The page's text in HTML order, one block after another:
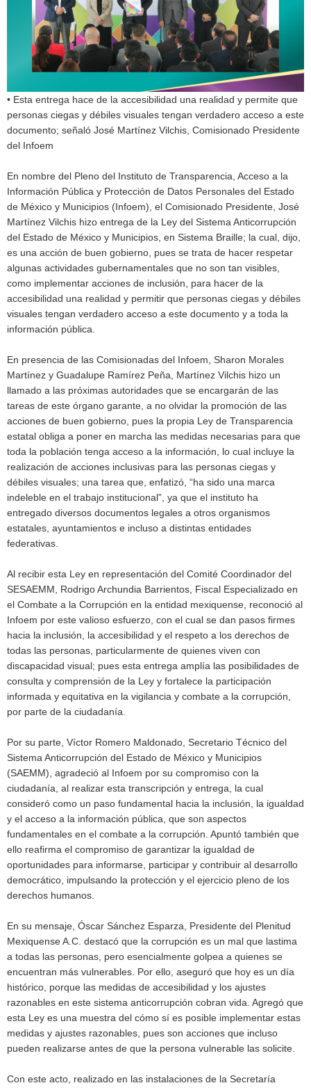
• Esta entrega hace de la accesibilidad una realidad y permite que
personas ciegas y débiles visuales tengan verdadero acceso a este
documento; señaló José Martínez Vilchis, Comisionado Presidente
del Infoem
En nombre del Pleno del Instituto de Transparencia, Acceso a la
Información Pública y Protección de Datos Personales del Estado
de México y Municipios (Infoem), el Comisionado Presidente, José
Martínez Vilchis hizo entrega de la Ley del Sistema Anticorrupción
del Estado de México y Municipios, en Sistema Braille; la cual, dijo,
es una acción de buen gobierno, pues se trata de hacer respetar
algunas actividades gubernamentales que no son tan visibles,
como implementar acciones de inclusión, para hacer de la
accesibilidad una realidad y permitir que personas ciegas y débiles
visuales tengan verdadero acceso a este documento y a toda la
información pública.
En presencia de las Comisionadas del Infoem, Sharon Morales
Martínez y Guadalupe Ramírez Peña, Martínez Vilchis hizo un
llamado a las próximas autoridades que se encargarán de las
tareas de este órgano garante, a no olvidar la promoción de las
acciones de buen gobierno, pues la propia Ley de Transparencia
estatal obliga a poner en marcha las medidas necesarias para que
toda la población tenga acceso a la información, lo cual incluye la
realización de acciones inclusivas para las personas ciegas y
débiles visuales; una tarea que, enfatizó, “ha sido una marca
indeleble en el trabajo institucional”, ya que el instituto ha
entregado diversos documentos legales a otros organismos
estatales, ayuntamientos e incluso a distintas entidades
federativas.
Al recibir esta Ley en representación del Comité Coordinador del
SESAEMM, Rodrigo Archundia Barrientos, Fiscal Especializado en
el Combate a la Corrupción en la entidad mexiquense, reconoció al
Infoem por este valioso esfuerzo, con el cual se dan pasos firmes
hacia la inclusión, la accesibilidad y el respeto a los derechos de
todas las personas, particularmente de quienes viven con
discapacidad visual; pues esta entrega amplía las posibilidades de
consulta y comprensión de la Ley y fortalece la participación
informada y equitativa en la vigilancia y combate a la corrupción,
por parte de la ciudadanía.
Por su parte, Víctor Romero Maldonado, Secretario Técnico del
Sistema Anticorrupción del Estado de México y Municipios
(SAEMM), agradeció al Infoem por su compromiso con la
ciudadanía, al realizar esta transcripción y entrega, la cual
consideró como un paso fundamental hacia la inclusión, la igualdad
y el acceso a la información pública, que son aspectos
fundamentales en el combate a la corrupción. Apuntó también que
ello reafirma el compromiso de garantizar la igualdad de
oportunidades para informarse, participar y contribuir al desarrollo
democrático, impulsando la protección y el ejercicio pleno de los
derechos humanos.
En su mensaje, Óscar Sánchez Esparza, Presidente del Plenitud
Mexiquense A.C. destacó que la corrupción es un mal que lastima
a todas las personas, pero esencialmente golpea a quienes se
encuentran más vulnerables. Por ello, aseguró que hoy es un día
histórico, porque las medidas de accesibilidad y los ajustes
razonables en este sistema anticorrupción cobran vida. Agregó que
esta Ley es una muestra del cómo sí es posible implementar estas
medidas y ajustes razonables, pues son acciones que incluso
pueden realizarse antes de que la persona vulnerable las solicite.
Con este acto, realizado en las instalaciones de la Secretaría